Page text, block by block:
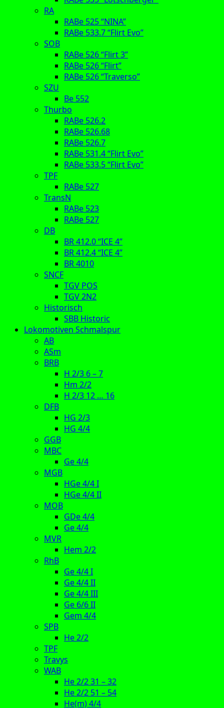
RA
RABe 525 “NINA”
RABe 533.7 “Flirt Evo”
SOB
RABe 526 “Flirt 3”
RABe 526 “Flirt”
RABe 526 “Traverso”
SZU
Be 552
Thurbo
RABe 526.2
RABe 526.68
RABe 526.7
RABe 531.4 “Flirt Evo”
RABe 533.5 “Flirt Evo”
TPF
RABe 527
TransN
RABe 523
RABe 527
DB
BR 412.0 “ICE 4”
BR 412.4 “ICE 4”
BR 4010
SNCF
TGV POS
TGV 2N2
Historisch
SBB Historic
Lokomotiven Schmalspur
AB
ASm
BRB
H 2/3 6 – 7
Hm 2/2
H 2/3 12 … 16
DFB
HG 2/3
HG 4/4
GGB
MBC
Ge 4/4
MGB
HGe 4/4 I
HGe 4/4 II
MOB
GDe 4/4
Ge 4/4
MVR
Hem 2/2
RhB
Ge 4/4 I
Ge 4/4 II
Ge 4/4 III
Ge 6/6 II
Gem 4/4
SPB
He 2/2
TPF
Travys
WAB
He 2/2 31 – 32
He 2/2 51 – 54
He(m) 4/4